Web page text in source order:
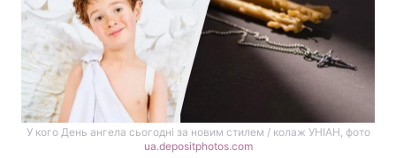
У кого День ангела сьогодні за новим стилем / колаж УНІАН, фото
ua.depositphotos.com